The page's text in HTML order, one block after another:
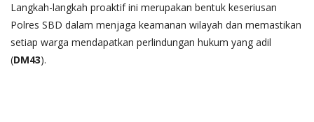
Langkah-langkah proaktif ini merupakan bentuk keseriusan
Polres SBD dalam menjaga keamanan wilayah dan memastikan
setiap warga mendapatkan perlindungan hukum yang adil
(DM43).